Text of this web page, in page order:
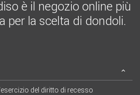
è il negozio online più
per la scelta di dondoli.
del diritto di recesso